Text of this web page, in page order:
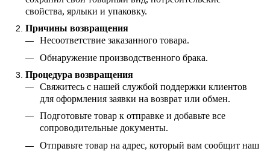
свойства, ярлыки и упаковку.
Причины возвращения
Несоответствие заказанного товара.
Обнаружение производственного брака.
Процедура возвращения
Свяжитесь с нашей службой поддержки клиентов
для оформления заявки на возврат или обмен.
Подготовьте товар к отправке и добавьте все
сопроводительные документы.
Отправьте товар на адрес, который вам сообщит наш